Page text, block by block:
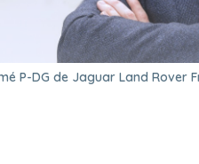
P-DG de Jaguar Land Rover